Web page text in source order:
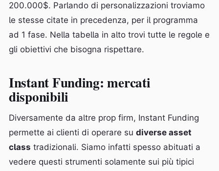
200.000$. Parlando di personalizzazioni troviamo
le stesse citate in precedenza, per il programma
ad 1 fase. Nella tabella in alto trovi tutte le regole e
gli obiettivi che bisogna rispettare.
Instant Funding: mercati
disponibili
Diversamente da altre prop firm, Instant Funding
permette ai clienti di operare su diverse asset
class tradizionali. Siamo infatti spesso abituati a
vedere questi strumenti solamente sui più tipici